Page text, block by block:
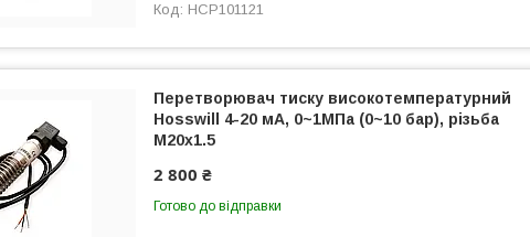
HCP101121
Перетворювач тиску високотемпературний
Hosswill 4-20 мА, 0~1МПа (0~10 бар), різьба
М20х1.5
2 800 ₴
Готово до відправки